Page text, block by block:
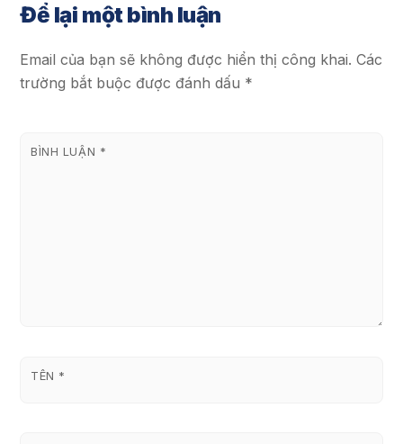
Để lại một bình luận
Email của bạn sẽ không được hiển thị công khai. Các
trường bắt buộc được đánh dấu *
BÌNH LUẬN *
TÊN *